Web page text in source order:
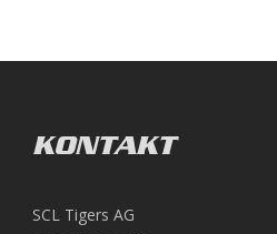
KONTAKT
SCL Tigers AG